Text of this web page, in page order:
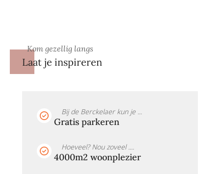
Kom gezellig langs
Laat je inspireren
Bij de Berckelaer kun je ...
Gratis parkeren
Hoeveel? Nou zoveel ....
4000m2 woonplezier